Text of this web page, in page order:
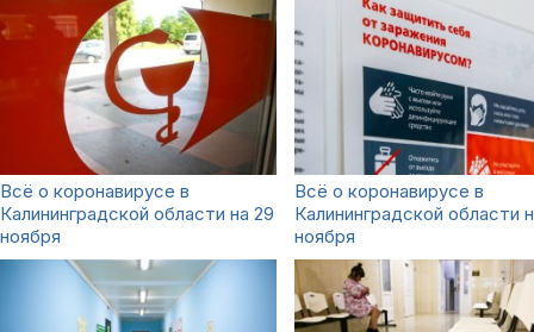
Всё о коронавирусе в
Калининградской области на 29
ноября
Всё о коронавирусе в
Калининградской области
ноября